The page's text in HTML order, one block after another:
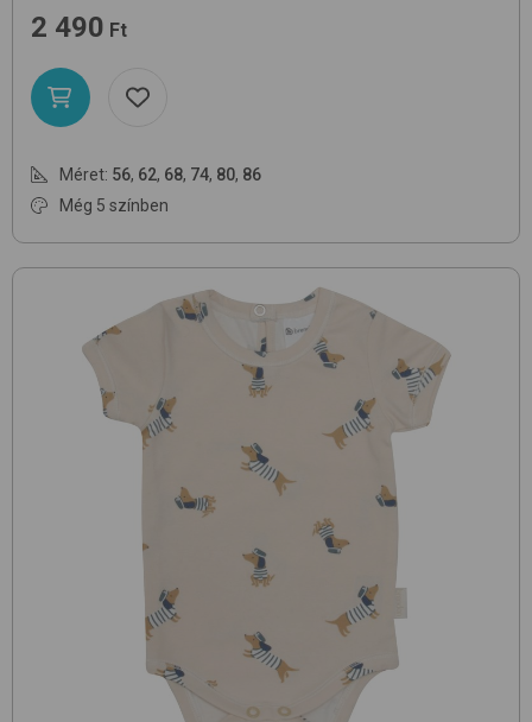
2 490 Ft
Méret: 56, 62, 68, 74, 80, 86
Még 5 színben